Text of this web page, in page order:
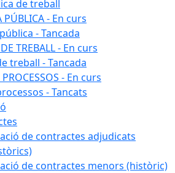
de treball
PÚBLICA - En curs
- Tancada
TREBALL - En curs
treball - Tancada
PROCESSOS - En curs
- Tancats
de contractes adjudicats
de contractes menors (històric)